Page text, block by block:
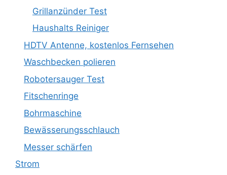
Grillanzünder Test
Haushalts Reiniger
HDTV Antenne, kostenlos Fernsehen
Waschbecken polieren
Robotersauger Test
Fitschenringe
Bohrmaschine
Bewässerungsschlauch
Messer schärfen
Strom